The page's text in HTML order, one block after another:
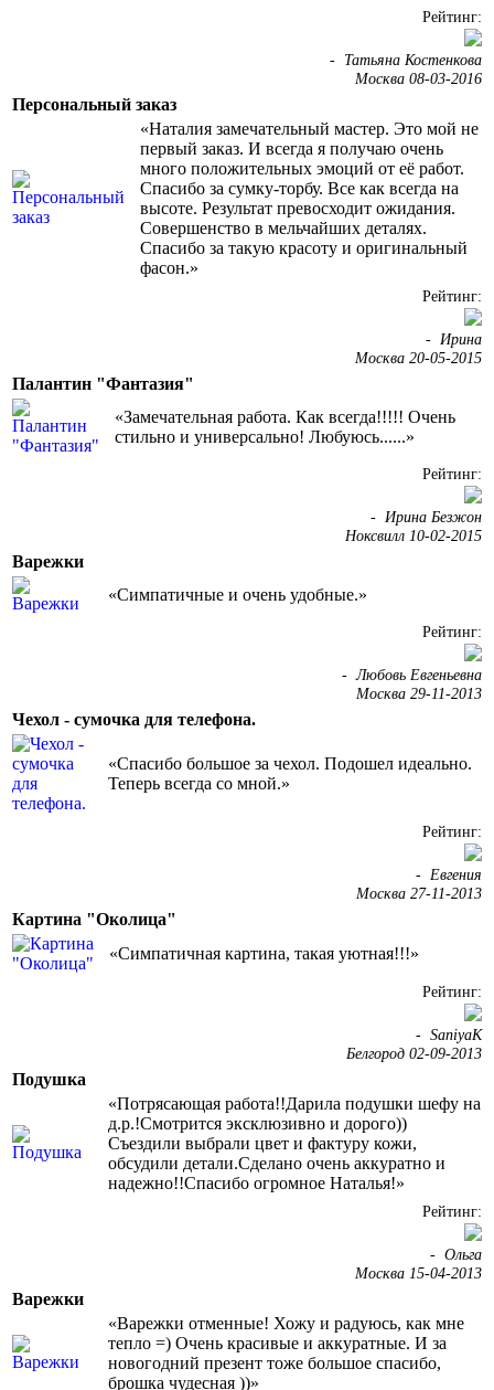
Рейтинг:
- Татьяна Костенкова
Москва 08-03-2016
Персональный заказ
«Наталия замечательный мастер. Это мой не
первый заказ. И всегда я получаю очень
много положительных эмоций от её работ.
Спасибо за сумку-торбу. Все как всегда на
высоте. Результат превосходит ожидания.
Совершенство в мельчайших деталях.
Спасибо за такую красоту и оригинальный
фасон.»
Рейтинг:
- Ирина
Москва 20-05-2015
Палантин "Фантазия"
«Замечательная работа. Как всегда!!!!! Очень
стильно и универсально! Любуюсь......»
Рейтинг:
- Ирина Безжон
Ноксвилл 10-02-2015
Варежки
«Симпатичные и очень удобные.»
Рейтинг:
- Любовь Евгеньевна
Москва 29-11-2013
Чехол - сумочка для телефона.
«Спасибо большое за чехол. Подошел идеально.
Теперь всегда со мной.»
Рейтинг:
- Евгения
Москва 27-11-2013
Картина "Околица"
«Симпатичная картина, такая уютная!!!»
Рейтинг:
- SaniyaK
Белгород 02-09-2013
Подушка
«Потрясающая работа!!Дарила подушки шефу на
д.р.!Смотрится эксклюзивно и дорого))
Съездили выбрали цвет и фактуру кожи,
обсудили детали.Сделано очень аккуратно и
надежно!!Спасибо огромное Наталья!»
Рейтинг:
- Ольга
Москва 15-04-2013
Варежки
«Варежки отменные! Хожу и радуюсь, как мне
тепло =) Очень красивые и аккуратные. И за
новогодний презент тоже большое спасибо,
брошка чудесная ))»